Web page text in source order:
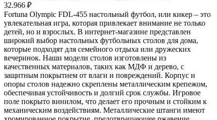
32.966 ₽
Fortuna Olympic FDL-455 настольный футбол, или кикер – это
увлекательная игра, которая привлекает внимание не только
детей, но и взрослых. В интернет-магазине представлен
широкий выбор настольных футбольных столов для дома,
которые подходят для семейного отдыха или дружеских
вечеринок. Наши модели столов изготовлены из
качественных материалов, таких как МДФ и дерево, с
защитным покрытием от влаги и повреждений. Корпус и
опоры столов надежно скреплены металлическим крепежом,
обеспечивая устойчивость и долгий срок службы. Игровое
поле покрыто винилом, что делает его прочным и стойким к
механическим воздействиям. Металлические штанги имеют